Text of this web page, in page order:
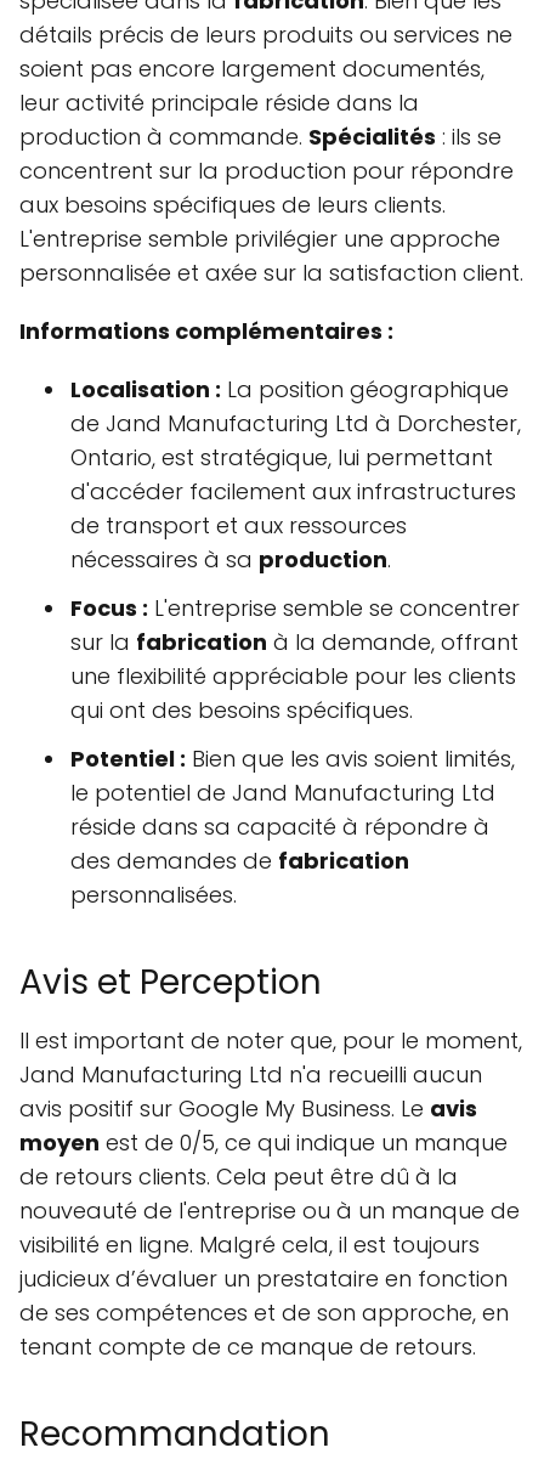
détails précis de leurs produits ou services ne
soient pas encore largement documentés,
leur activité principale réside dans la
production à commande. Spécialités : ils se
concentrent sur la production pour répondre
aux besoins spécifiques de leurs clients.
L'entreprise semble privilégier une approche
personnalisée et axée sur la satisfaction client.
Informations complémentaires :
Localisation : La position géographique
de Jand Manufacturing Ltd à Dorchester,
Ontario, est stratégique, lui permettant
d'accéder facilement aux infrastructures
de transport et aux ressources
nécessaires à sa production.
Focus : L'entreprise semble se concentrer
sur la fabrication à la demande, offrant
une flexibilité appréciable pour les clients
qui ont des besoins spécifiques.
Potentiel : Bien que les avis soient limités,
le potentiel de Jand Manufacturing Ltd
réside dans sa capacité à répondre à
des demandes de fabrication
personnalisées.
Avis et Perception
Il est important de noter que, pour le moment,
Jand Manufacturing Ltd n'a recueilli aucun
avis positif sur Google My Business. Le avis
moyen est de 0/5, ce qui indique un manque
de retours clients. Cela peut être dû à la
nouveauté de l'entreprise ou à un manque de
visibilité en ligne. Malgré cela, il est toujours
judicieux d’évaluer un prestataire en fonction
de ses compétences et de son approche, en
tenant compte de ce manque de retours.
Recommandation